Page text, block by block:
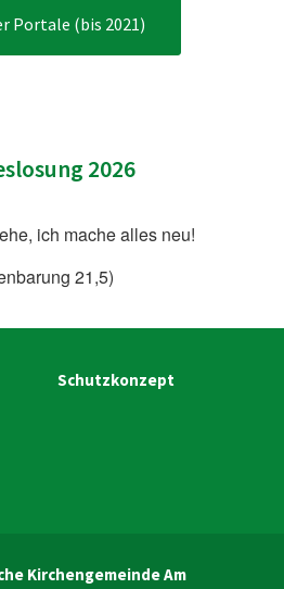
Portale (bis 2021)
2026
ich mache alles neu!
21,5)
Schutzkonzept
Kirchengemeinde Am